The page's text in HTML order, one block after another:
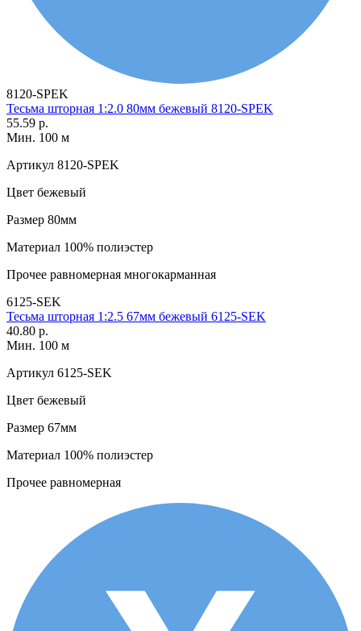
8120-SPEK
Тесьма шторная 1:2.0 80мм бежевый 8120-SPEK
55.59 р.
Мин. 100 м
Артикул 8120-SPEK
Цвет бежевый
Размер 80мм
Материал 100% полиэстер
Прочее равномерная многокарманная
6125-SEK
Тесьма шторная 1:2.5 67мм бежевый 6125-SEK
40.80 р.
Мин. 100 м
Артикул 6125-SEK
Цвет бежевый
Размер 67мм
Материал 100% полиэстер
Прочее равномерная